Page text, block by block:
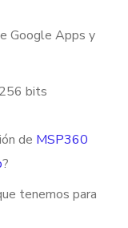
Google Apps y
bits
de MSP360
?
tenemos para